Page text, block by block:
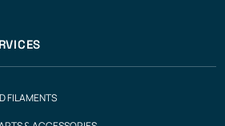
FILAMENTS